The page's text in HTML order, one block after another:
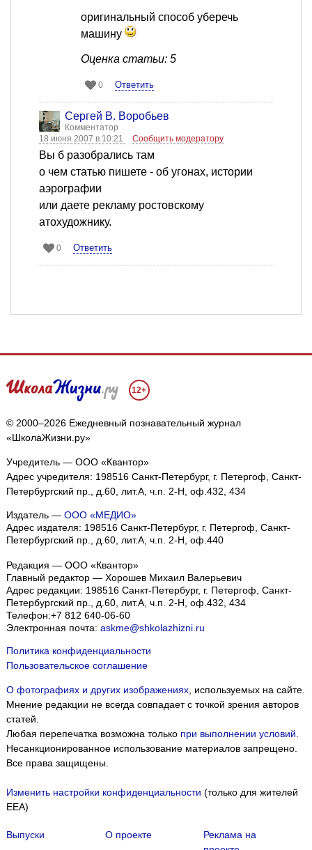
оригинальный способ уберечь
машину
Оценка статьи: 5
0 Ответить
Сергей В. Воробьев
Комментатор
18 июня 2007 в 10:21
Сообщить модератору
Вы б разобрались там
о чем статью пишете - об угонах, истории
аэрографии
или даете рекламу ростовскому
атохудожнику.
0 Ответить
12+
© 2000–2026 Ежедневный познавательный журнал
«ШколаЖизни.ру»
Учредитель — ООО «Квантор»
Адрес учредителя: 198516 Санкт-Петербург, г. Петергоф, Санкт-
Петербургский пр., д.60, лит.А, ч.п. 2-Н, оф.432, 434
Издатель — ООО «МЕДИО»
Адрес издателя: 198516 Санкт-Петербург, г. Петергоф, Санкт-
Петербургский пр., д.60, лит.А, ч.п. 2-Н, оф.440
Редакция — ООО «Квантор»
Главный редактор — Хорошев Михаил Валерьевич
Адрес редакции: 198516 Санкт-Петербург, г. Петергоф, Санкт-
Петербургский пр., д.60, лит.А, ч.п. 2-Н, оф.432, 434
Телефон:+7 812 640-06-60
Электронная почта: askme@shkolazhizni.ru
Политика конфиденциальности
Пользовательское соглашение
О фотографиях и других изображениях, используемых на сайте.
Мнение редакции не всегда совпадает с точкой зрения авторов
статей.
Любая перепечатка возможна только при выполнении условий.
Несанкционированное использование материалов запрещено.
Все права защищены.
Изменить настройки конфиденциальности (только для жителей
EEA)
Выпуски О проекте
Реклама на